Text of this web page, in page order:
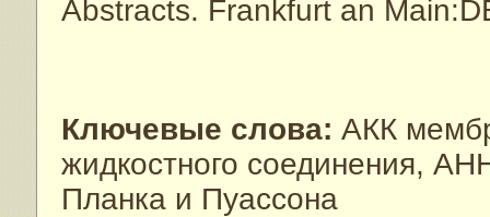
Abstracts. Frankfurt an
Ключевые слова: АКК
жидкостного соединения,
Планка и Пуассона